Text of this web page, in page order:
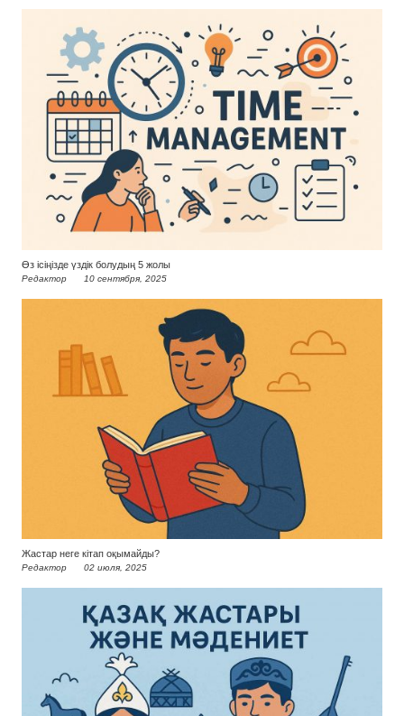
Өз ісіңізде үздік болудың 5 жолы
Редактор 10 сентября, 2025
Жастар неге кітап оқымайды?
Редактор 02 июля, 2025